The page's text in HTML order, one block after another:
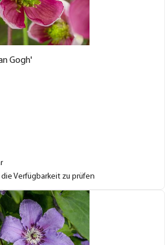
Gogh'
die Verfügbarkeit zu prüfen